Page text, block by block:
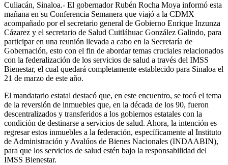
Culiacán, Sinaloa.- El gobernador Rubén Rocha Moya informó esta
mañana en su Conferencia Semanera que viajó a la CDMX
acompañado por el secretario general de Gobierno Enrique Inzunza
Cázarez y el secretario de Salud Cuitláhuac González Galindo, para
participar en una reunión llevada a cabo en la Secretaría de
Gobernación, esto con el fin de abordar temas cruciales relacionados
con la federalización de los servicios de salud a través del IMSS
Bienestar, el cual quedará completamente establecido para Sinaloa el
21 de marzo de este año.
El mandatario estatal destacó que, en este encuentro, se tocó el tema
de la reversión de inmuebles que, en la década de los 90, fueron
descentralizados y transferidos a los gobiernos estatales con la
condición de destinarse a servicios de salud. Ahora, la intención es
regresar estos inmuebles a la federación, específicamente al Instituto
de Administración y Avalúos de Bienes Nacionales (INDAABIN),
para que los servicios de salud estén bajo la responsabilidad del
IMSS Bienestar.